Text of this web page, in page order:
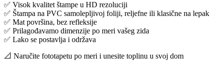
✅ Visok kvalitet štampe u HD rezoluciji
✅ Štampa na PVC samolepljivoj foliji, reljefne ili klasične na lepak
✅ Mat površina, bez refleksije
✅ Prilagođavamo dimenzije po meri vašeg zida
✅ Lako se postavlja i održava
📐 Naručite fototapetu po meri i unesite toplinu u svoj dom